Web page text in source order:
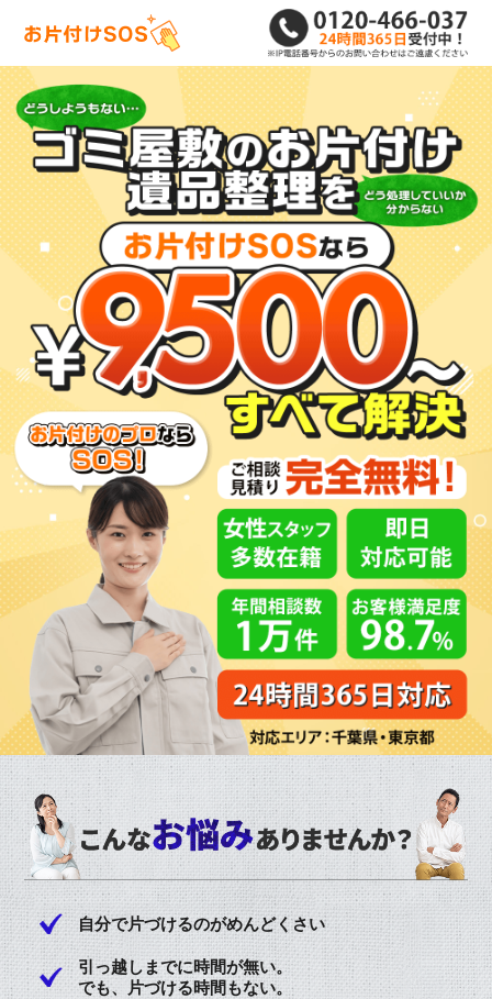
自分で片づけるのがめんどくさい
引っ越しまでに時間が無い。
でも、片づける時間もない。